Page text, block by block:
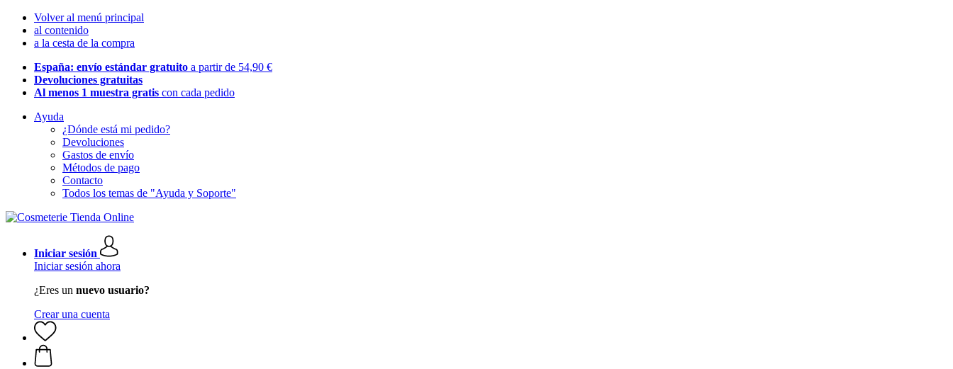
Volver al menú principal
al contenido
a la cesta de la compra
España: envío estándar gratuito a partir de 54,90 €
Devoluciones gratuitas
Al menos 1 muestra gratis con cada pedido
Ayuda
¿Dónde está mi pedido?
Devoluciones
Gastos de envío
Métodos de pago
Contacto
Todos los temas de "Ayuda y Soporte"
Iniciar sesión
Iniciar sesión ahora
¿Eres un nuevo usuario?
Crear una cuenta